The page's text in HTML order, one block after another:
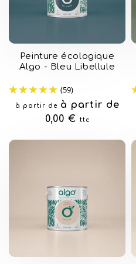
Peinture écologique
Algo - Bleu Libellule
(59)
Prix
habituel
à partir de
à partir de
0,00 €
ttc